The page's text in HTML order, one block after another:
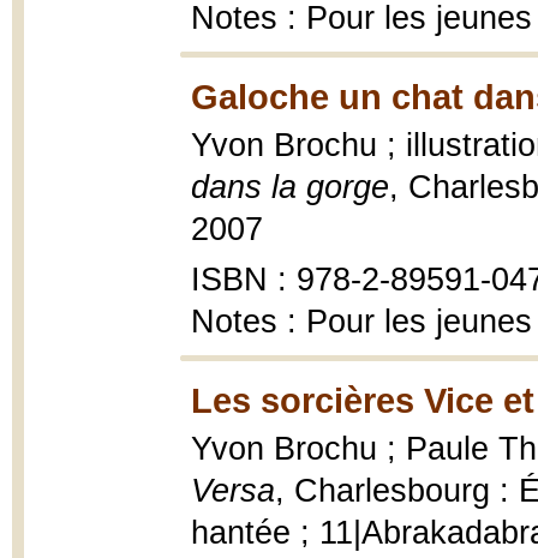
Notes : Pour les
Galoche un chat
Yvon Brochu ;
dans la gorge,
2007
ISBN : 978-2-89591-
Notes : Pour les
Les sorcières Vice
Yvon Brochu ; Paule
Versa, Charlesbourg :
hantée ;